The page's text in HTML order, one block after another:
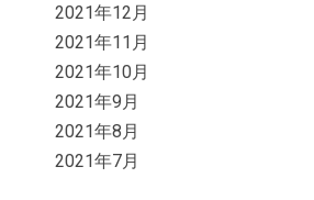
2021年12月
2021年11月
2021年10月
2021年9月
2021年8月
2021年7月